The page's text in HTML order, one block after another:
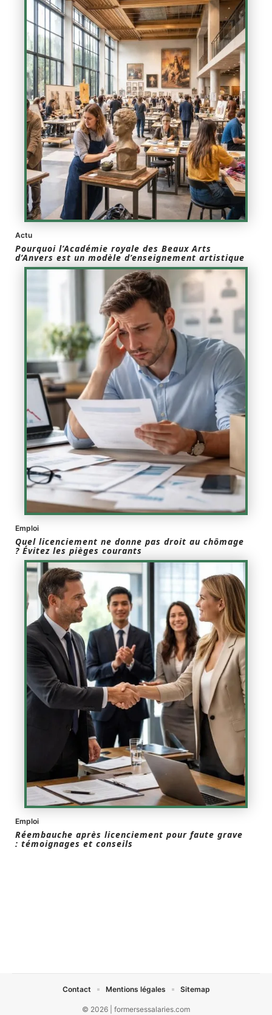
Actu
Pourquoi l’Académie royale des Beaux Arts
d’Anvers est un modèle d’enseignement artistique
Emploi
Quel licenciement ne donne pas droit au chômage
? Évitez les pièges courants
Emploi
Réembauche après licenciement pour faute grave
: témoignages et conseils
© 2026 | formersessalaries.com
Contact Mentions légales Sitemap